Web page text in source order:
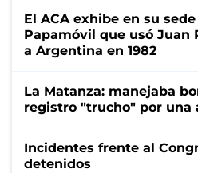
El ACA exhibe en su
Papamóvil que usó Juan
a Argentina en 1982
La Matanza: manejaba
registro "trucho" por una
Incidentes frente al
detenidos